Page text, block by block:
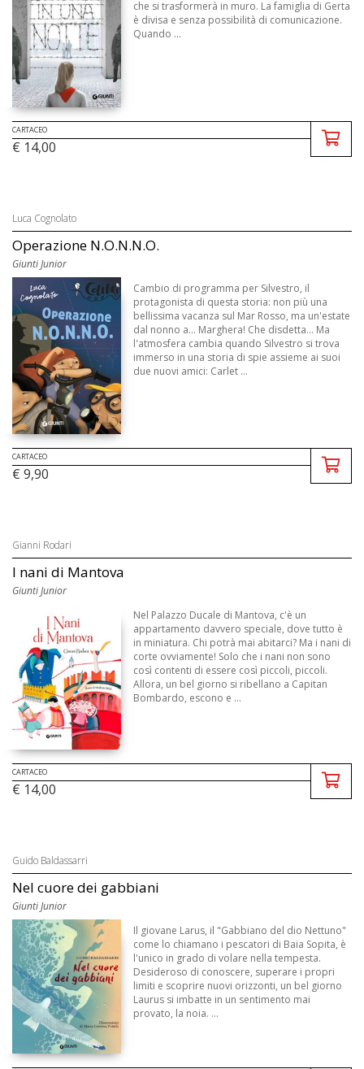
che si trasformerà in muro. La famiglia di Gerta
è divisa e senza possibilità di comunicazione.
Quando ...
CARTACEO
€ 14,00
Luca Cognolato
Operazione N.O.N.N.O.
Giunti Junior
Cambio di programma per Silvestro, il
protagonista di questa storia: non più una
bellissima vacanza sul Mar Rosso, ma un'estate
dal nonno a... Marghera! Che disdetta... Ma
l'atmosfera cambia quando Silvestro si trova
immerso in una storia di spie assieme ai suoi
due nuovi amici: Carlet ...
CARTACEO
€ 9,90
Gianni Rodari
I nani di Mantova
Giunti Junior
Nel Palazzo Ducale di Mantova, c'è un
appartamento davvero speciale, dove tutto è
in miniatura. Chi potrà mai abitarci? Ma i nani di
corte ovviamente! Solo che i nani non sono
così contenti di essere così piccoli, piccoli.
Allora, un bel giorno si ribellano a Capitan
Bombardo, escono e ...
CARTACEO
€ 14,00
Guido Baldassarri
Nel cuore dei gabbiani
Giunti Junior
Il giovane Larus, il "Gabbiano del dio Nettuno"
come lo chiamano i pescatori di Baia Sopita, è
l'unico in grado di volare nella tempesta.
Desideroso di conoscere, superare i propri
limiti e scoprire nuovi orizzonti, un bel giorno
Laurus si imbatte in un sentimento mai
provato, la noia. ...